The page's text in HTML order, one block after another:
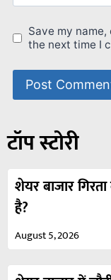
Save my
the next time I
टॉप स्टोरी
शेयर बाजार
है?
August 5, 2026